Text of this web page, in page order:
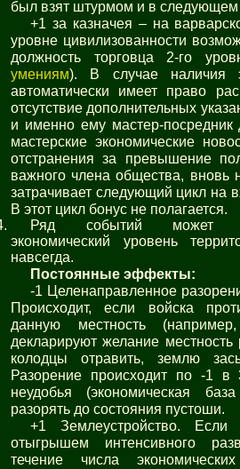
был взят штурмом и в следующем
+1 за казначея – на
уровне цивилизованности
должность торговца 2-го
умениям). В случае наличия
автоматически имеет право
отсутствие дополнительных
и именно ему мастер-
мастерские экономические
отстранения за превышение
важного члена общества, вновь
затрачивает следующий цикл на
В этот цикл бонус не полагается.
Ряд событий может
экономический уровень
навсегда.
Постоянные эффекты:
-1 Целенаправленное
Происходит, если войска
данную местность
декларируют желание местность
колодцы отравить, землю
Разорение происходит по -1 в
неудобья (экономическая
разорять до состояния пустоши.
+1 Землеустройство. Если
отыгрышем интенсивного
течение числа